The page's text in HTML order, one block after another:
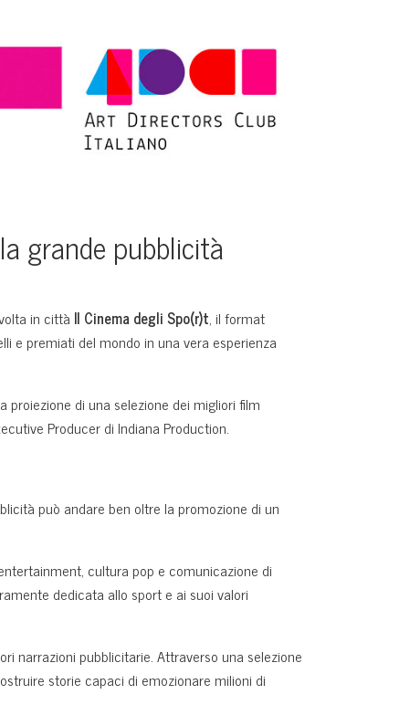
grande pubblicità
in città Il Cinema degli Spo(r)t, il format
e premiati del mondo in una vera esperienza
di una selezione dei migliori film
Producer di Indiana Production.
può andare ben oltre la promozione di un
cultura pop e comunicazione di
dedicata allo sport e ai suoi valori
narrazioni pubblicitarie. Attraverso una selezione
storie capaci di emozionare milioni di